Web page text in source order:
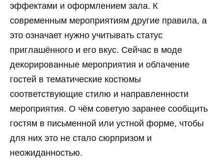
эффектами и оформлением зала. К
современным мероприятиям другие правила, а
это означает нужно учитывать статус
приглашённого и его вкус. Сейчас в моде
декорированные мероприятия и облачение
гостей в тематические костюмы
соответствующие стилю и направленности
мероприятия. О чём советую заранее сообщить
гостям в письменной или устной форме, чтобы
для них это не стало сюрпризом и
неожиданностью.